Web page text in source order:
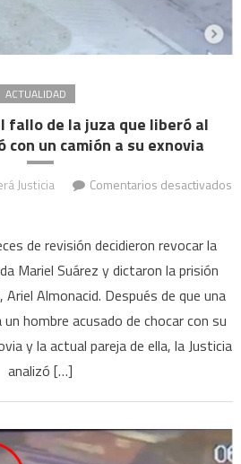
juicio
ACTUALIDAD
fallo de la juza que liberó al
con un camión a su exnovia
Justicia
Comentarios desactivados
revocan
el
fallo
de
la
juza
liberó
al
hombre
de revisión decidieron revocar la
Mariel Suárez y dictaron la prisión
Almonacid. Después de que una
hombre acusado de chocar con su
y la actual pareja de ella, la Justicia
analizó […]